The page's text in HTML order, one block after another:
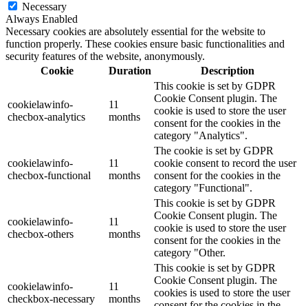
Necessary
Always Enabled
Necessary cookies are absolutely essential for the website to
function properly. These cookies ensure basic functionalities and
security features of the website, anonymously.
Cookie
Duration Description
cookielawinfo-
checbox-analytics
11
months
This cookie is set by GDPR
Cookie Consent plugin. The
cookie is used to store the user
consent for the cookies in the
category "Analytics".
cookielawinfo-
checbox-functional
11
months
The cookie is set by GDPR
cookie consent to record the user
consent for the cookies in the
category "Functional".
cookielawinfo-
checbox-others
11
months
This cookie is set by GDPR
Cookie Consent plugin. The
cookie is used to store the user
consent for the cookies in the
category "Other.
cookielawinfo-
checkbox-necessary
11
months
This cookie is set by GDPR
Cookie Consent plugin. The
cookies is used to store the user